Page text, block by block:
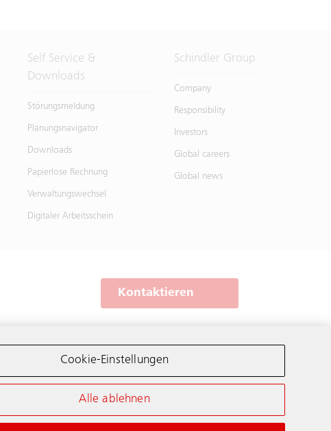
Self Service &
Downloads
Störungsmeldung
Planungsnavigator
Downloads
Papierlose Rechnung
Verwaltungswechsel
Digitaler Arbeitsschein
Schindler Group
Company
Responsibility
Investors
Global careers
Global news
Kontaktieren
Cookie-Einstellungen
Alle ablehnen